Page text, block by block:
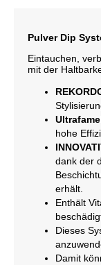
Pulver Dip
Eintauchen,
mit der
hohe
dank der
erhält.
Enthält
Dieses
Damit